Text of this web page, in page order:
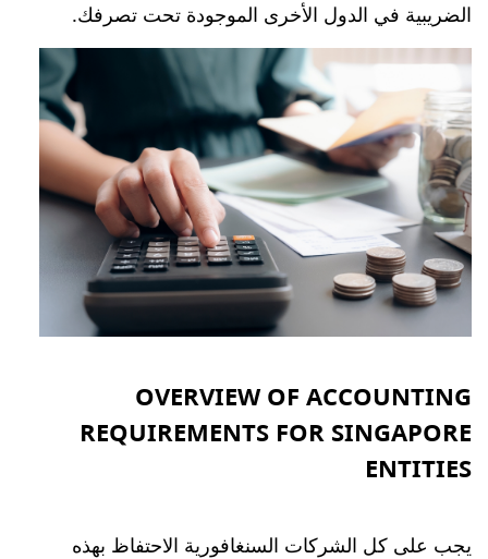
الضريبية في الدول الأخرى الموجودة تحت تصرفك.
OVERVIEW OF ACCOUNTING
REQUIREMENTS FOR SINGAPORE
ENTITIES
يجب على كل الشركات السنغافورية الاحتفاظ بهذه